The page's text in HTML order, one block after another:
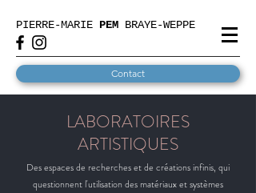
PIERRE-MARIE PEM BRAYE-WEPPE
Contact
LABORATOIRES
ARTISTIQUES
Des espaces de recherches et de créations infinis, qui
questionnent l'utilisation des matériaux et systèmes